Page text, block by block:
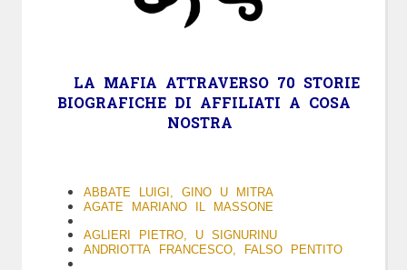
LA MAFIA ATTRAVERSO 70 STORIE
BIOGRAFICHE DI AFFILIATI A COSA
NOSTRA
ABBATE LUIGI, GINO U MITRA
AGATE MARIANO IL MASSONE
AGLIERI PIETRO, U SIGNURINU
ANDRIOTTA FRANCESCO, FALSO PENTITO